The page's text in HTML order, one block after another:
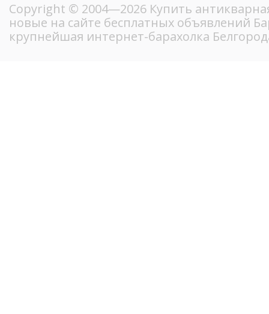
Copyright © 2004—2026 Купить
новые на сайте бесплатных объявлений
крупнейшая интернет-барахолка